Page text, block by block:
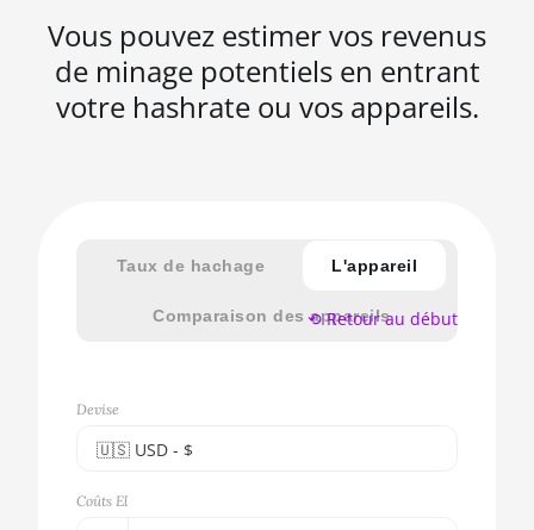
Vous pouvez estimer vos revenus
de minage potentiels en entrant
votre hashrate ou vos appareils.
Taux de hachage L'appareil
Comparaison des appareils
Devise
🇺🇸ㅤ USD - $
🇪🇺ㅤ EUR - €
Coûts El
⟲ Retour au début